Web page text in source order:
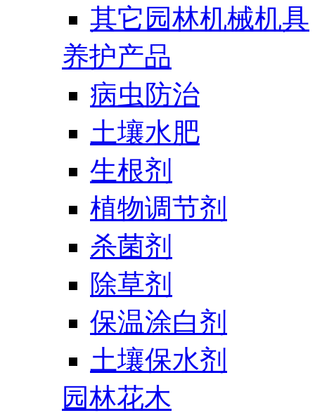
其它园林机械机具
养护产品
病虫防治
土壤水肥
生根剂
植物调节剂
杀菌剂
除草剂
保温涂白剂
土壤保水剂
园林花木